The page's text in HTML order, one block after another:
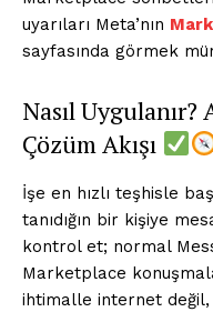
uyarıları Meta’nın
sayfasında görmek
Nasıl Uygulanır?
Çözüm Akışı
İşe en hızlı teşhisle
tanıdığın bir kişiye
kontrol et; normal
Marketplace
ihtimalle internet